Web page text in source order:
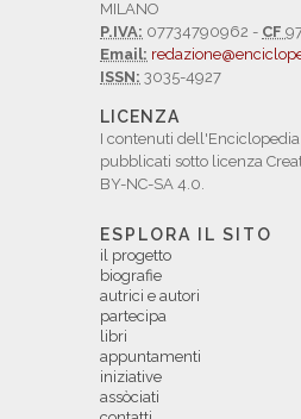
MILANO
P.IVA: 07734790962 - CF
Email:
ISSN: 3035-4927
LICENZA
I contenuti
pubblicati sotto licenza
BY-NC-SA 4.0.
ESPLORA IL SITO
il progetto
biografie
autrici e autori
partecipa
libri
appuntamenti
iniziative
assòciati